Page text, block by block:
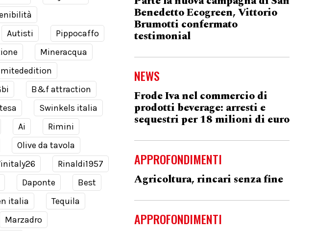
Autisti
Pippocaffo
Mineracqua
B&f attraction
Swinkels italia
Ai
Rimini
Olive da tavola
Rinaldi1957
Daponte
Best
italia
Tequila
Marzadro
Benedetto Ecogreen, Vittorio
Brumotti confermato
testimonial
NEWS
Frode Iva nel commercio di
prodotti beverage: arresti e
sequestri per 18 milioni di euro
APPROFONDIMENTI
Agricoltura, rincari senza fine
APPROFONDIMENTI